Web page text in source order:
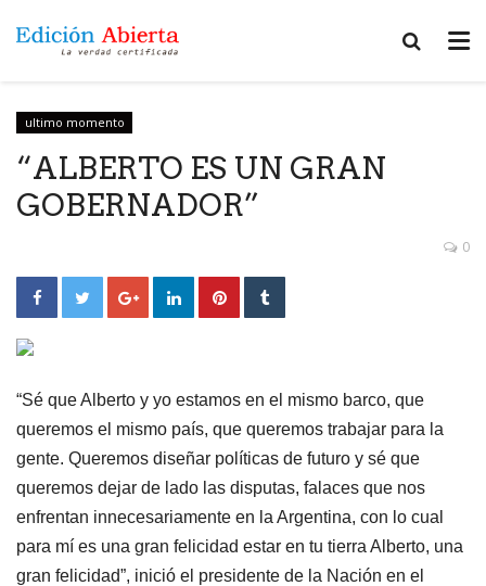
ultimo momento
“ALBERTO ES UN GRAN
GOBERNADOR”
0
“Sé que Alberto y yo estamos en el mismo barco, que
queremos el mismo país, que queremos trabajar para la
gente. Queremos diseñar políticas de futuro y sé que
queremos dejar de lado las disputas, falaces que nos
enfrentan innecesariamente en la Argentina, con lo cual
para mí es una gran felicidad estar en tu tierra Alberto, una
gran felicidad”, inició el presidente de la Nación en el